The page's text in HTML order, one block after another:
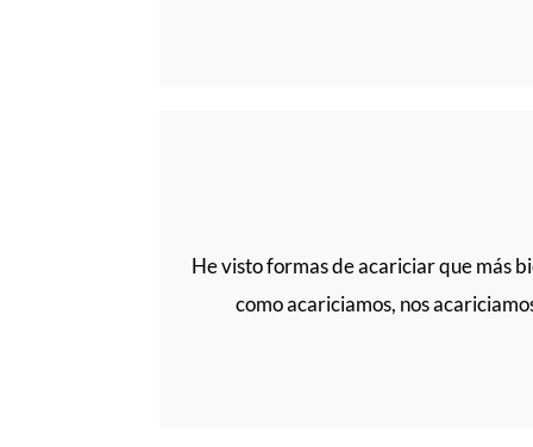
He visto formas de acariciar que más
como acariciamos, nos